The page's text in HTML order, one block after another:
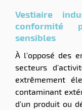
Vestiaire
conformité
sensibles
À l'opposé des
secteurs
extrêmement
contaminant
d'un produit ou